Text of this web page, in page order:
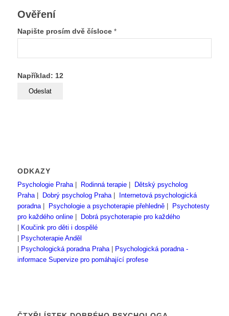
Ověření
Napište prosím dvě čísloce *
Například: 12
ODKAZY
Psychologie Praha| Rodinná terapie|
Dětský psycholog
Praha| Dobrý psycholog Praha|
Internetová psychologická
poradna| Psychologie a psychoterapie přehledně|
Psychotesty
pro každého online|
Dobrá psychoterapie pro každého
Koučink pro děti i dospělé
Psychoterapie Anděl
Psychologická poradna Praha|
Psychologická poradna -
informace Supervize pro pomáhající profese